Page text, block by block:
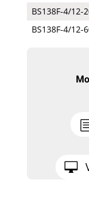
BS138F-4/12-
BS138F-4/12-